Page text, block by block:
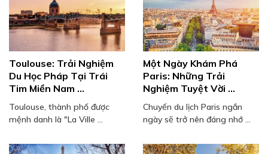
Toulouse: Trải Nghiệm
Du Học Pháp Tại Trái
Tim Miền Nam ...
Toulouse, thành phố được
mệnh danh là "La Ville ...
Một Ngày Khám Phá
Paris: Những Trải
Nghiệm Tuyệt Vời ...
Chuyến du lịch Paris ngắn
ngày sẽ trở nên đáng nhớ ...